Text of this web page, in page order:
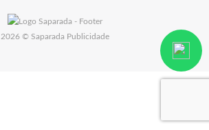
2026 © Saparada Publicidade